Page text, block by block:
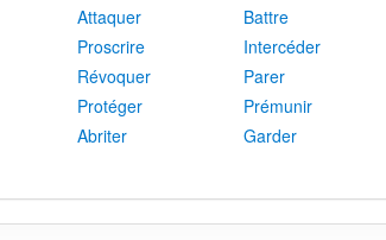
Attaquer
Battre
Proscrire
Intercéder
Révoquer
Parer
Protéger
Prémunir
Abriter
Garder